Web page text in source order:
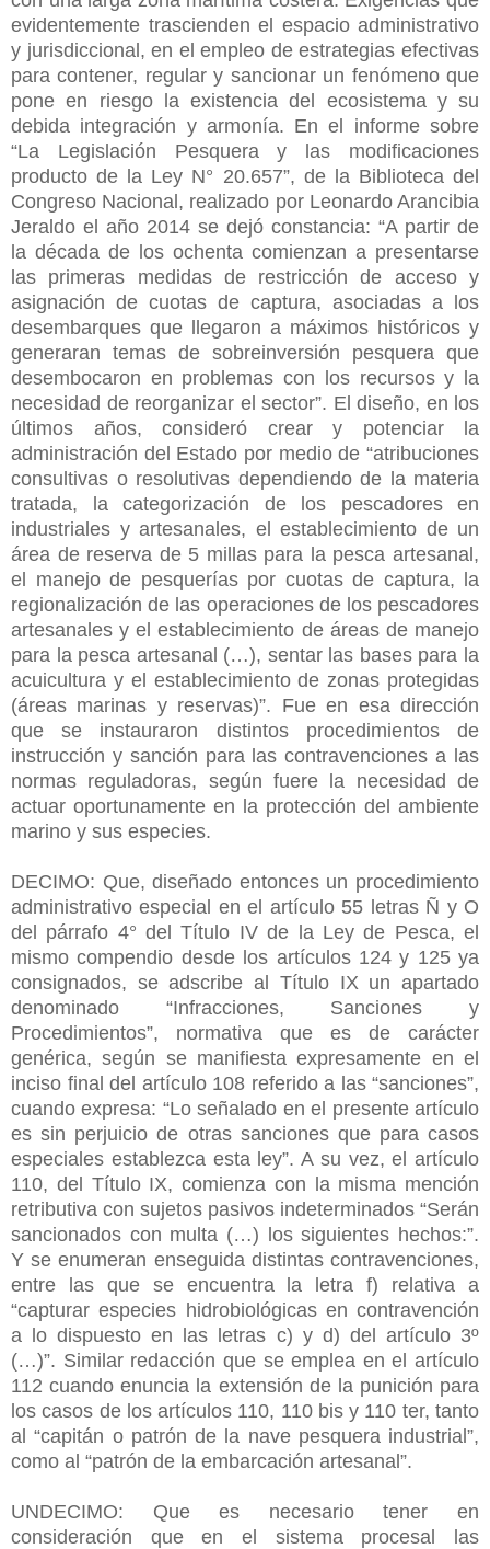
evidentemente trascienden el espacio administrativo
y jurisdiccional, en el empleo de estrategias efectivas
para contener, regular y sancionar un fenómeno que
pone en riesgo la existencia del ecosistema y su
debida integración y armonía. En el informe sobre
“La Legislación Pesquera y las modificaciones
producto de la Ley N° 20.657”, de la Biblioteca del
Congreso Nacional, realizado por Leonardo Arancibia
Jeraldo el año 2014 se dejó constancia: “A partir de
la década de los ochenta comienzan a presentarse
las primeras medidas de restricción de acceso y
asignación de cuotas de captura, asociadas a los
desembarques que llegaron a máximos históricos y
generaran temas de sobreinversión pesquera que
desembocaron en problemas con los recursos y la
necesidad de reorganizar el sector”. El diseño, en los
últimos años, consideró crear y potenciar la
administración del Estado por medio de “atribuciones
consultivas o resolutivas dependiendo de la materia
tratada, la categorización de los pescadores en
industriales y artesanales, el establecimiento de un
área de reserva de 5 millas para la pesca artesanal,
el manejo de pesquerías por cuotas de captura, la
regionalización de las operaciones de los pescadores
artesanales y el establecimiento de áreas de manejo
para la pesca artesanal (…), sentar las bases para la
acuicultura y el establecimiento de zonas protegidas
(áreas marinas y reservas)”. Fue en esa dirección
que se instauraron distintos procedimientos de
instrucción y sanción para las contravenciones a las
normas reguladoras, según fuere la necesidad de
actuar oportunamente en la protección del ambiente
marino y sus especies.
DECIMO: Que, diseñado entonces un procedimiento
administrativo especial en el artículo 55 letras Ñ y O
del párrafo 4° del Título IV de la Ley de Pesca, el
mismo compendio desde los artículos 124 y 125 ya
consignados, se adscribe al Título IX un apartado
denominado “Infracciones, Sanciones y
Procedimientos”, normativa que es de carácter
genérica, según se manifiesta expresamente en el
inciso final del artículo 108 referido a las “sanciones”,
cuando expresa: “Lo señalado en el presente artículo
es sin perjuicio de otras sanciones que para casos
especiales establezca esta ley”. A su vez, el artículo
110, del Título IX, comienza con la misma mención
retributiva con sujetos pasivos indeterminados “Serán
sancionados con multa (…) los siguientes hechos:”.
Y se enumeran enseguida distintas contravenciones,
entre las que se encuentra la letra f) relativa a
“capturar especies hidrobiológicas en contravención
a lo dispuesto en las letras c) y d) del artículo 3º
(…)”. Similar redacción que se emplea en el artículo
112 cuando enuncia la extensión de la punición para
los casos de los artículos 110, 110 bis y 110 ter, tanto
al “capitán o patrón de la nave pesquera industrial”,
como al “patrón de la embarcación artesanal”.
UNDECIMO: Que es necesario tener en
consideración que en el sistema procesal las